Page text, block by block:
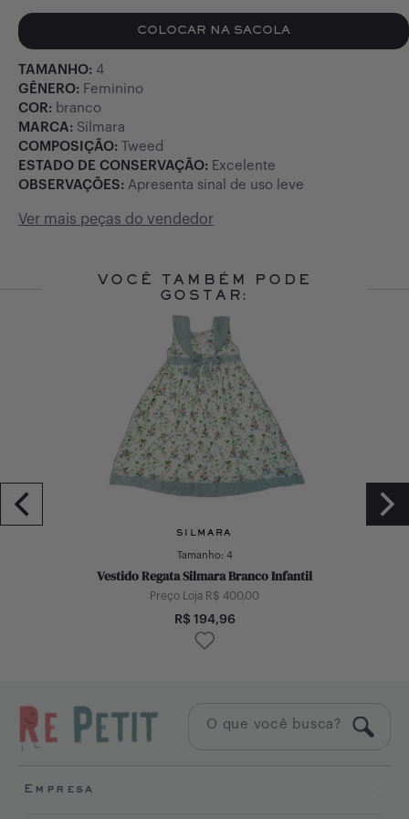
COLOCAR NA SACOLA
TAMANHO: 4
GÊNERO: Feminino
COR: branco
MARCA: Silmara
COMPOSIÇÃO:
Tweed
ESTADO DE CONSERVAÇÃO: Excelente
OBSERVAÇÕES: Apresenta sinal de uso leve
Ver mais peças do vendedor
VOCÊ TAMBÉM PODE
GOSTAR:
SILMARA
Tamanho: 4
Vestido Regata Silmara Branco Infantil
Preço Loja R$ 400,00
R$ 194,96
Empresa